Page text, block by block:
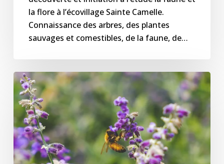
la flore à l’écovillage Sainte Camelle.
Connaissance des arbres, des plantes
sauvages et comestibles, de la faune, de…
Après-
midi
Nature
à
l’écovillage
Sainte
Camelle